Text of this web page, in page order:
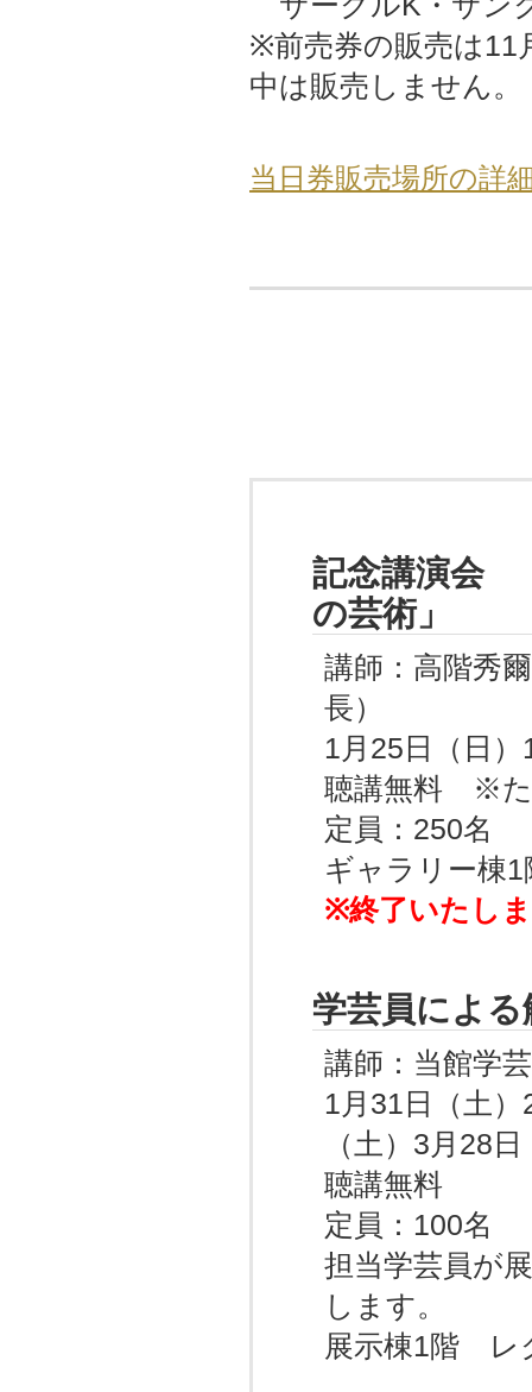
※前売券の販売は11
中は販売しません。
当日券販売場所の詳
記念講演会
の芸術」
講師：高階秀
長）
1月25日（日
聴講無料 ※た
定員：250名
ギャラリー
※終了いたし
学芸員による
講師：当館学
1月31日（土
（土）3月28
聴講無料
定員：100名
担当学芸員が
します。
展示棟1階 レ